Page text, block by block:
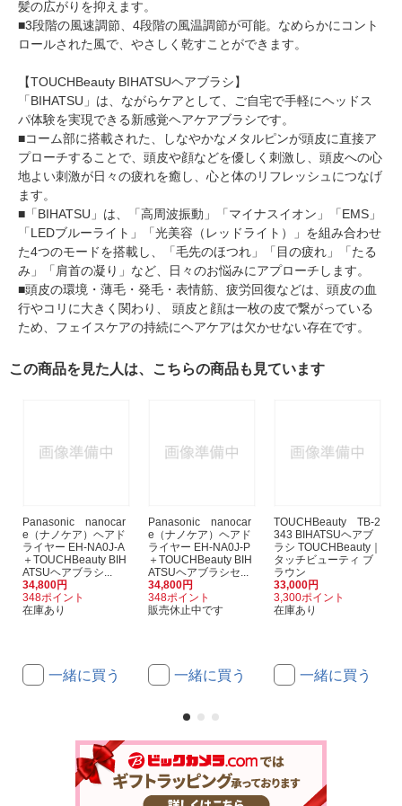
髪の広がりを抑えます。
■3段階の風速調節、4段階の風温調節が可能。なめらかにコント
ロールされた風で、やさしく乾すことができます。
【TOUCHBeauty BIHATSUヘアブラシ】
「BIHATSU」は、ながらケアとして、ご自宅で手軽にヘッドス
パ体験を実現できる新感覚ヘアケアブラシです。
■コーム部に搭載された、しなやかなメタルピンが頭皮に直接ア
プローチすることで、頭皮や顔などを優しく刺激し、頭皮への心
地よい刺激が日々の疲れを癒し、心と体のリフレッシュにつなげ
ます。
■「BIHATSU」は、「高周波振動」「マイナスイオン」「EMS」
「LEDブルーライト」「光美容（レッドライト）」を組み合わせ
た4つのモードを搭載し、「毛先のほつれ」「目の疲れ」「たる
み」「肩首の凝り」など、日々のお悩みにアプローチします。
■頭皮の環境・薄毛・発毛・表情筋、疲労回復などは、頭皮の血
行やコリに大きく関わり、 頭皮と顔は一枚の皮で繋がっている
ため、フェイスケアの持続にヘアケアは欠かせない存在です。
この商品を見た人は、こちらの商品も見ています
Panasonic nanocar
e（ナノケア）ヘアド
ライヤー EH-NA0J-A
＋TOUCHBeauty BIH
ATSUヘアブラシ...
34,800円
348ポイント
在庫あり
一緒に買う
Panasonic nanocar
e（ナノケア）ヘアド
ライヤー EH-NA0J-P
＋TOUCHBeauty BIH
ATSUヘアブラシセ...
34,800円
348ポイント
販売休止中です
一緒に買う
TOUCHBeauty TB-2
343 BIHATSUヘアブ
ラシ TOUCHBeauty｜
タッチビューティ ブ
ラウン
33,000円
3,300ポイント
在庫あり
一緒に買う